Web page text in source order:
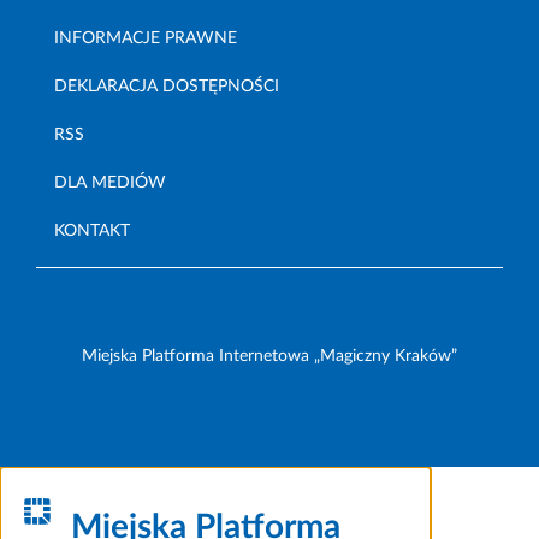
INFORMACJE PRAWNE
DEKLARACJA DOSTĘPNOŚCI
RSS
DLA MEDIÓW
KONTAKT
Miejska Platforma Internetowa „Magiczny Kraków”
Miejska Platforma